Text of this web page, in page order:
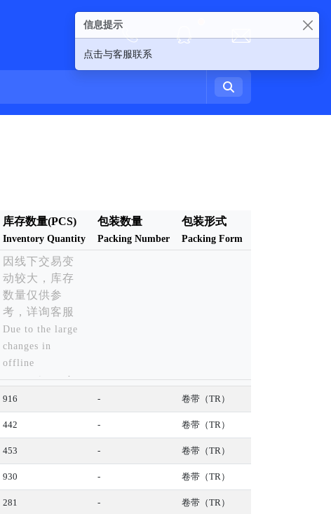
信息提示
点击与客服联系
库存数量(PCS)
Inventory Quantity
包装数量
Packing Number
包装形式
Packing Form
因线下交易变
动较大，库存
数量仅供参
考，详询客服
Due to the large
changes in
offline
transactions, the
inventory
quantity is for
reference only,
please contact
customer service
for details
916 - 卷带（TR）
442 - 卷带（TR）
453 - 卷带（TR）
930 - 卷带（TR）
281 - 卷带（TR）